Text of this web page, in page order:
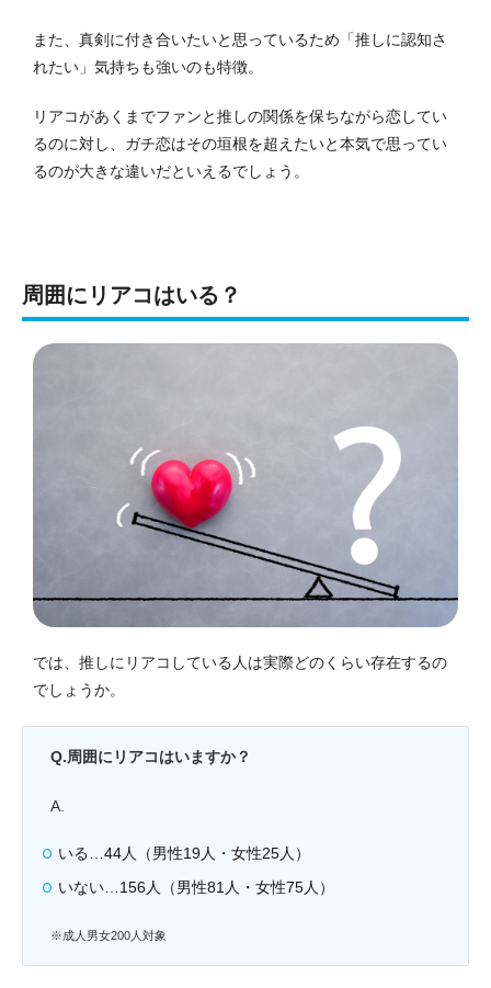
また、真剣に付き合いたいと思っているため「推しに認知さ
れたい」気持ちも強いのも特徴。
リアコがあくまでファンと推しの関係を保ちながら恋してい
るのに対し、ガチ恋はその垣根を超えたいと本気で思ってい
るのが大きな違いだといえるでしょう。
周囲にリアコはいる？
では、推しにリアコしている人は実際どのくらい存在するの
でしょうか。
Q.周囲にリアコはいますか？
A.
いる…44人（男性19人・女性25人）
いない…156人（男性81人・女性75人）
※成人男女200人対象